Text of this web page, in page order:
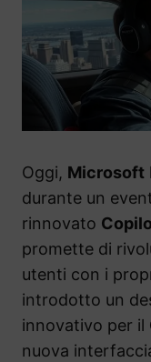
Oggi, Microsoft
durante un
rinnovato
promette di
utenti con i
introdotto un
innovativo per il
nuova